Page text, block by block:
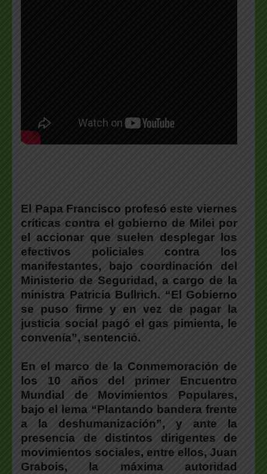
El Papa Francisco profesó este viernes
críticas contra el gobierno de Milei por
el accionar que suelen desplegar los
efectivos policiales contra los
manifestantes, bajo coordinación del
Ministerio de Seguridad, a cargo de la
ministra Patricia Bullrich. “El Gobierno
se puso firme y en vez de pagar la
justicia social pagó el gas pimienta, le
convenía”, sentenció.
En el marco de la Conmemoración de
los 10 años del primer Encuentro
Mundial de Movimientos Populares,
bajo el lema “Plantando bandera frente
a la deshumanización”, y ante la
presencia de distintos dirigentes de
movimientos sociales, entre ellos, Juan
Grabois, la máxima autoridad